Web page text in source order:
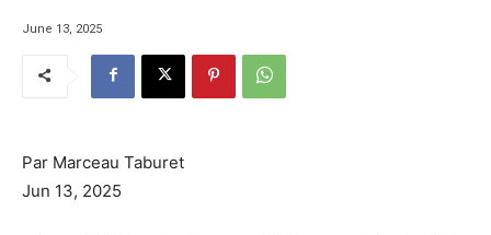
June 13, 2025
Par Marceau Taburet
Jun 13, 2025